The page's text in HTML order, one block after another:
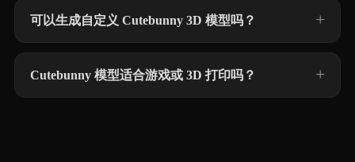
可以生成自定义 Cutebunny 3D 模型吗？
Cutebunny 模型适合游戏或 3D 打印吗？